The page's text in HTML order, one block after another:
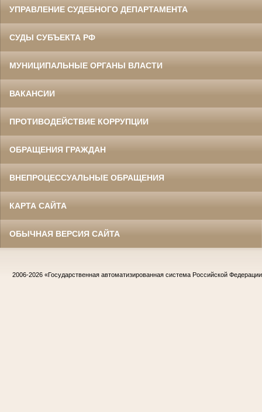
УПРАВЛЕНИЕ СУДЕБНОГО ДЕПАРТАМЕНТА
СУДЫ СУБЪЕКТА РФ
МУНИЦИПАЛЬНЫЕ ОРГАНЫ ВЛАСТИ
ВАКАНСИИ
ПРОТИВОДЕЙСТВИЕ КОРРУПЦИИ
ОБРАЩЕНИЯ ГРАЖДАН
ВНЕПРОЦЕССУАЛЬНЫЕ ОБРАЩЕНИЯ
КАРТА САЙТА
ОБЫЧНАЯ ВЕРСИЯ САЙТА
2006-2026 «Государственная автоматизированная система Российской